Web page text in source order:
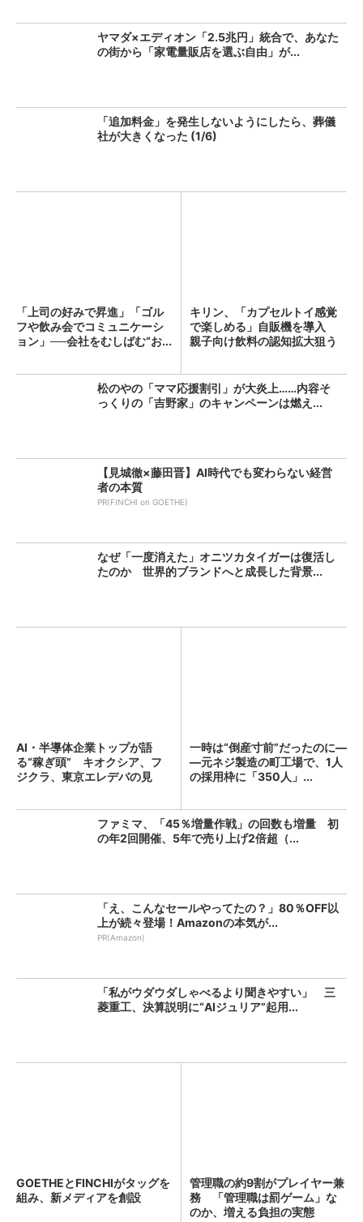
ヤマダ×エディオン「2.5兆円」統合で、あなた
の街から「家電量販店を選ぶ自由」が...
「追加料金」を発生しないようにしたら、葬儀
社が大きくなった (1/6)
「上司の好みで昇進」「ゴル
フや飲み会でコミュニケーシ
ョン」──会社をむしばむ“お...
キリン、「カプセルトイ感覚
で楽しめる」自販機を導入
親子向け飲料の認知拡大狙う
松のやの「ママ応援割引」が大炎上……内容そ
っくりの「吉野家」のキャンペーンは燃え...
【見城徹×藤田晋】AI時代でも変わらない経営
者の本質
PR(FINCHI on GOETHE)
なぜ「一度消えた」オニツカタイガーは復活し
たのか 世界的ブランドへと成長した背景...
AI・半導体企業トップが語
る“稼ぎ頭” キオクシア、フ
ジクラ、東京エレデバの見
一時は“倒産寸前”だったのに―
―元ネジ製造の町工場で、1人
の採用枠に「350人」...
ファミマ、「45％増量作戦」の回数も増量 初
の年2回開催、5年で売り上げ2倍超（...
「え、こんなセールやってたの？」80％OFF以
上が続々登場！Amazonの本気が...
PR(Amazon)
「私がウダウダしゃべるより聞きやすい」 三
菱重工、決算説明に“AIジュリア”起用...
GOETHEとFINCHIがタッグを
組み、新メディアを創設
管理職の約9割がプレイヤー兼
務 「管理職は罰ゲーム」な
のか、増える負担の実態